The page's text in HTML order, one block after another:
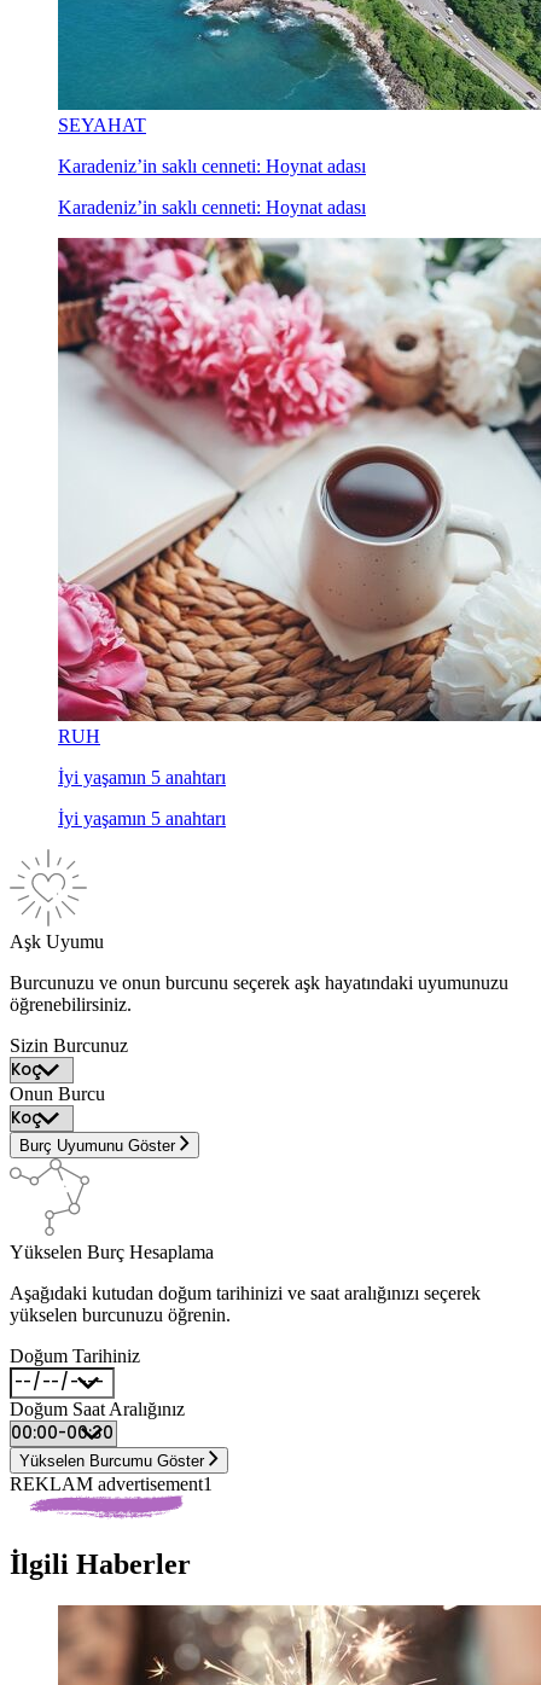
SEYAHAT
Karadeniz’in saklı cenneti: Hoynat adası
Karadeniz’in saklı cenneti: Hoynat adası
RUH
İyi yaşamın 5 anahtarı
İyi yaşamın 5 anahtarı
Aşk Uyumu
Burcunuzu ve onun burcunu seçerek aşk hayatındaki uyumunuzu
öğrenebilirsiniz.
Sizin Burcunuz
Onun Burcu
Burç Uyumunu Göster
Yükselen Burç Hesaplama
Aşağıdaki kutudan doğum tarihinizi ve saat aralığınızı seçerek
yükselen burcunuzu öğrenin.
Doğum Tarihiniz
Doğum Saat Aralığınız
Yükselen Burcumu Göster
REKLAM advertisement1
İlgili Haberler